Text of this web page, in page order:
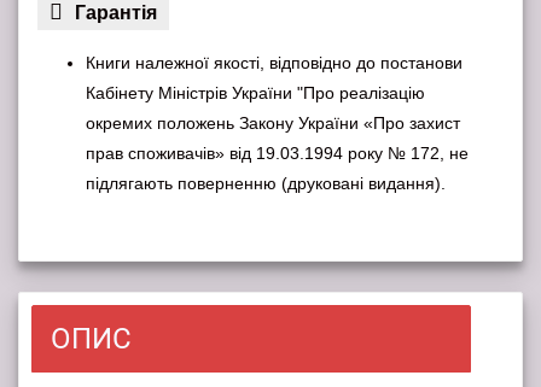
Гарантiя
Книги належної якості, відповідно до постанови
Кабінету Міністрів України "Про реалізацію
окремих положень Закону України «Про захист
прав споживачів» від 19.03.1994 року № 172, не
підлягають поверненню (друковані видання).
ОПИС